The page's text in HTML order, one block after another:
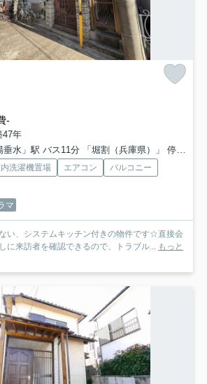
-
47年
水」駅 バス11分 「堀割（兵庫県）」 停歩4分
洗濯機置場 エアコン
バルコニー
マ
い、システムキッチン付きの物件です☆直接会
に来訪者を確認できるので、トラブル... もっと